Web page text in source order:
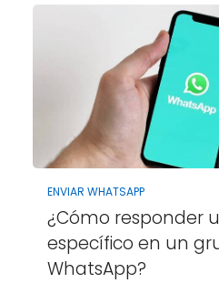
ENVIAR WHATSAPP
¿Cómo responder
específico en un
WhatsApp?